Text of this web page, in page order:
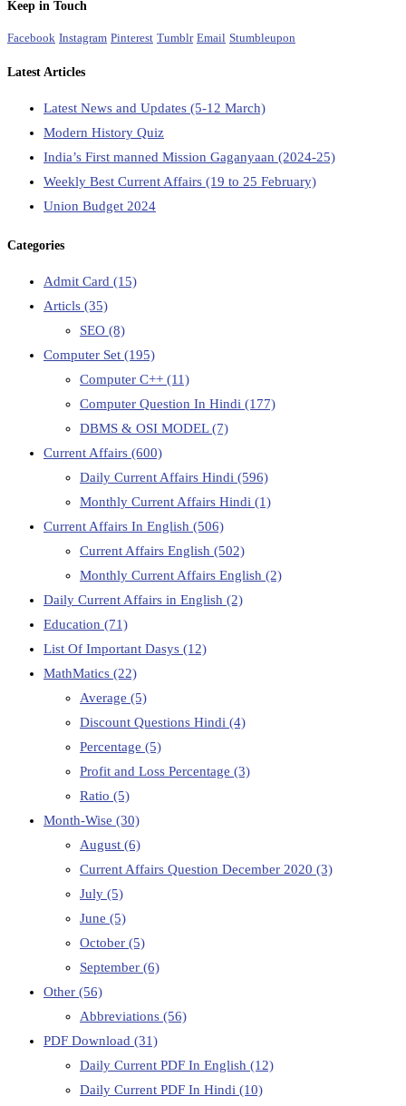
Keep in Touch
Facebook Instagram Pinterest Tumblr Email Stumbleupon
Latest Articles
Latest News and Updates (5-12 March)
Modern History Quiz
India’s First manned Mission Gaganyaan (2024-25)
Weekly Best Current Affairs (19 to 25 February)
Union Budget 2024
Categories
Admit Card (15)
Articls (35)
SEO (8)
Computer Set (195)
Computer C++ (11)
Computer Question In Hindi (177)
DBMS & OSI MODEL(7)
Current Affairs (600)
Daily Current Affairs Hindi (596)
Monthly Current Affairs Hindi (1)
Current Affairs In English (506)
Current Affairs English (502)
Monthly Current Affairs English (2)
Daily Current Affairs in English (2)
Education (71)
List Of Important Dasys (12)
MathMatics (22)
Average (5)
Discount Questions Hindi (4)
Percentage (5)
Profit and Loss Percentage (3)
Ratio (5)
Month-Wise (30)
August (6)
Current Affairs Question December 2020 (3)
July (5)
June (5)
October (5)
September (6)
Other (56)
Abbreviations (56)
PDF Download (31)
Daily Current PDF In English (12)
Daily Current PDF In Hindi (10)